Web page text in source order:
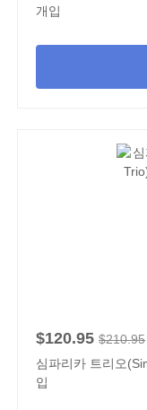
개입
$120.95 $210.95
심파리카 트리오
입